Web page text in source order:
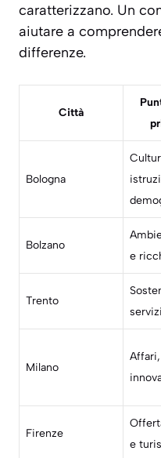
caratterizzano. Un
aiutare a
differenze.
Città
Bologna
Bolzano
e
Trento
servizi
Milano
Firenze
e